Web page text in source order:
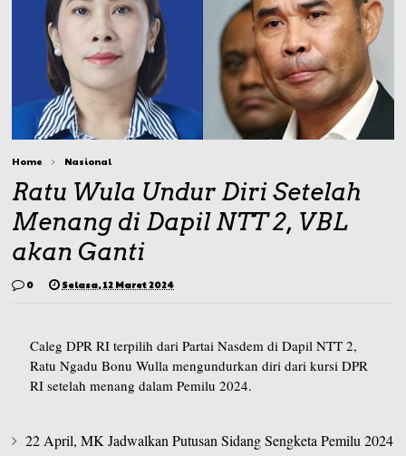
Home Nasional
Ratu Wula Undur Diri Setelah
Menang di Dapil NTT 2, VBL
akan Ganti
0 Selasa, 12 Maret 2024
Caleg DPR RI terpilih dari Partai Nasdem di Dapil NTT 2,
Ratu Ngadu Bonu Wulla mengundurkan diri dari kursi DPR
RI setelah menang dalam Pemilu 2024.
22 April, MK Jadwalkan Putusan Sidang Sengketa Pemilu 2024